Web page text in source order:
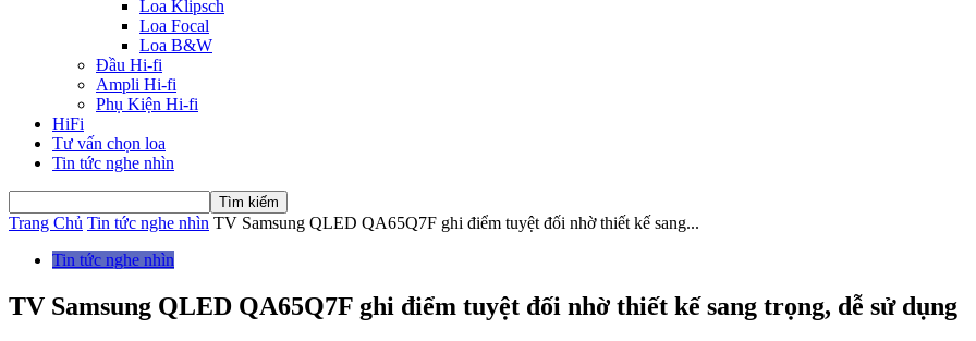
Loa Klipsch
Loa Focal
Loa B&W
Đầu Hi-fi
Ampli Hi-fi
Phụ Kiện Hi-fi
HiFi
Tư vấn chọn loa
Tin tức nghe nhìn
Trang Chủ Tin tức nghe nhìn TV Samsung QLED QA65Q7F ghi điểm tuyệt đối nhờ thiết kế sang...
Tin tức nghe nhìn
TV Samsung QLED QA65Q7F ghi điểm tuyệt đối nhờ thiết kế sang trọng, dễ sử dụng